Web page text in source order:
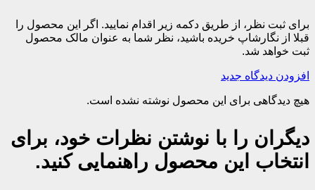
برای ثبت نظر، از طریق دکمه زیر اقدام نمایید. اگر این محصول را
قبلا از نگارشاپ خریده باشید، نظر شما به عنوان مالک محصول
ثبت خواهد شد.
افزودن دیدگاه جدید
هیچ دیدگاهی برای این محصول نوشته نشده است.
دیگران را با نوشتن نظرات خود، برای
انتخاب این محصول راهنمایی کنید.